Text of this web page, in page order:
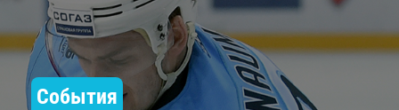
События